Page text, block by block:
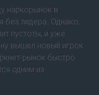
наркорынок в
без лидера. Однако,
пустоты, и уже
вышел новый игрок
рынок быстро
одним из